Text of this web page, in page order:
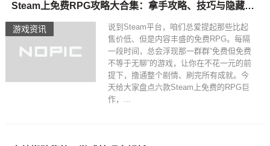
游戏资讯
Steam上免费RPG攻略大合集：拿手攻略、技巧与隐藏玩法全方位解析
说到Steam平台，咱们总爱提起那些比起
售价低、但是内容丰盛的免费RPG。每隔
一段时间，总会浮现那一群群“免费但免费
不等于无聊”的游戏，让你在不花一元的前
提下，撸通整个剧情、刷完所有成就。今
天给大家盘点六款Steam上免费的RPG巨
作，...